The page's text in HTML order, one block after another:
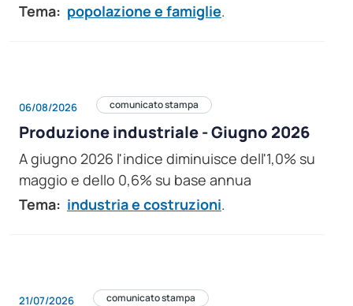
Tema: popolazione e famiglie.
06/08/2026 comunicato stampa
Produzione industriale - Giugno 2026
A giugno 2026 l'indice diminuisce dell'1,0% su
maggio e dello 0,6% su base annua
Tema: industria e costruzioni.
21/07/2026 comunicato stampa